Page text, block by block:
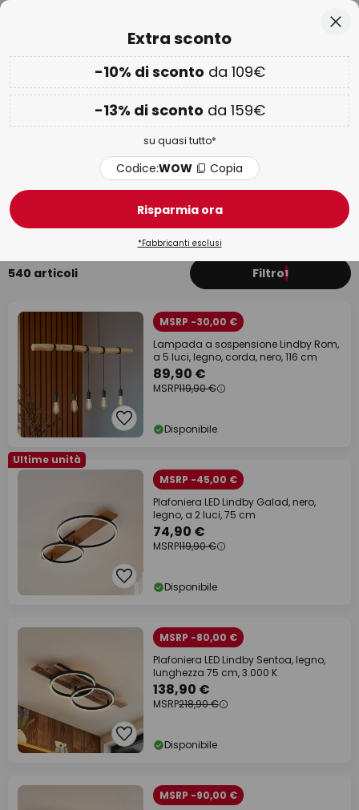
Solo
02G 17H 34M 20S
-10% EXTRA da 109€ o -13% EXTRA da 159€su quasi tutto
Codice:WOW Copia
Wow Week:Fino al -70%
Lampade da cucina in legno
Sottopensili Lampade a sospensione
540 articoli Filtro1
MSRP -30,00 €
Lampada a sospensione Lindby Rom,
a 5 luci, legno, corda, nero, 116 cm
89,90 €
MSRP119,90 €
Disponibile
Ultime unità
MSRP -45,00 €
Plafoniera LED Lindby Galad, nero,
legno, a 2 luci, 75 cm
74,90 €
MSRP119,90 €
Disponibile
MSRP -80,00 €
Plafoniera LED Lindby Sentoa, legno,
lunghezza 75 cm, 3.000 K
138,90 €
MSRP218,90 €
Disponibile
MSRP -90,00 €
Extra sconto
-10% di sconto da 109€
-13% di sconto da 159€
su quasi tutto*
Codice:WOW Copia
Risparmia ora
*Fabbricanti esclusi